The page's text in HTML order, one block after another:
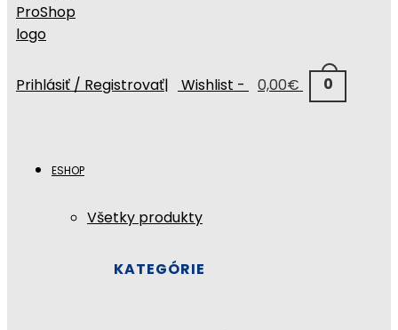
Prihlásiť / Registrovať| Wishlist - 0,00€ 0
ESHOP
Všetky produkty
KATEGÓRIE